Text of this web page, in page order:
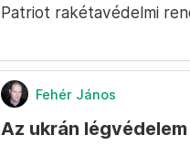
Patriot rakétavédelmi
Fehér János
Az ukrán